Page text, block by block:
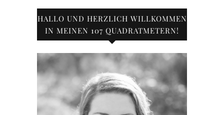
HALLO UND HERZLICH WILLKOMMEN
IN MEINEN 107 QUADRATMETERN!